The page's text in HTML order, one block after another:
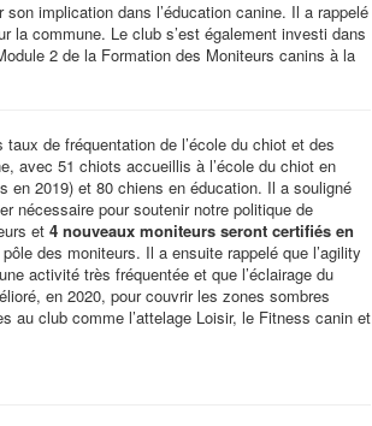
implication dans l’éducation canine. Il a rappelé
la commune. Le club s’est également investi dans
2 de la Formation des Moniteurs canins à la
de fréquentation de l’école du chiot et des
avec 51 chiots accueillis à l’école du chiot en
en 2019) et 80 chiens en éducation. Il a souligné
nécessaire pour soutenir notre politique de
et 4 nouveaux moniteurs seront certifiés en
des moniteurs. Il a ensuite rappelé que l’agility
activité très fréquentée et que l’éclairage du
en 2020, pour couvrir les zones sombres
au club comme l’attelage Loisir, le Fitness canin et